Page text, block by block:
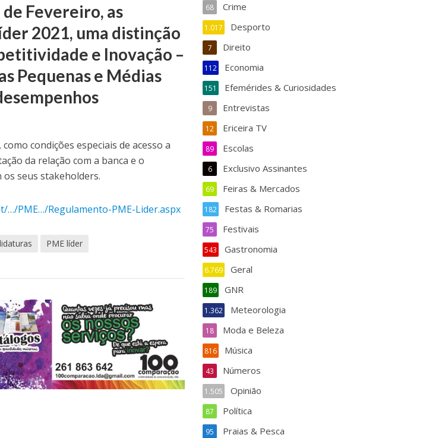
Fevereiro, as
2021, uma distinção
e Inovação –
Pequenas e Médias
condições especiais de acesso a
da relação com a banca e o
os seus stakeholders.
…/PME…/Regulamento-PME-Lider.aspx
PME líder
Crime
68
Desporto
1.017
Direito
7
Economia
112
Efemérides & Curiosidades
151
Entrevistas
9
Ericeira TV
12
Escolas
89
Exclusivo Assinantes
6
Feiras & Mercados
69
Festas & Romarias
182
Festivais
75
Gastronomia
543
Geral
6.769
GNR
189
Meteorologia
1.362
Moda e Beleza
18
Música
816
Números
43
Opinião
1.505
Política
87
Praias & Pesca
95